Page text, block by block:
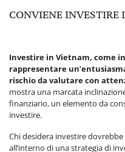
CONVIENE INVESTIRE
Investire in Vietnam, come
rappresentare
rischio da valutare con
mostra una marcata
finanziario, un elemento da
investire.
Chi desidera investire
all’interno di una strategia di